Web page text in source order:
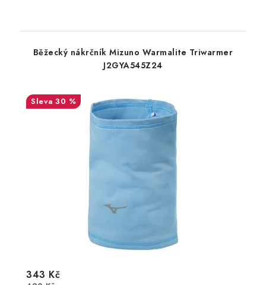
Běžecký nákrčník Mizuno Warmalite Triwarmer
J2GYA545Z24
30 %
343 Kč